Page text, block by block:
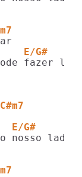
E/G#
fazer
E/G#